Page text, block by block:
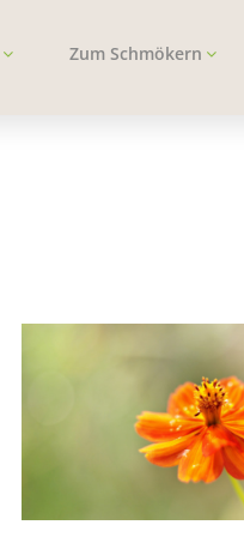
Zum Schmökern